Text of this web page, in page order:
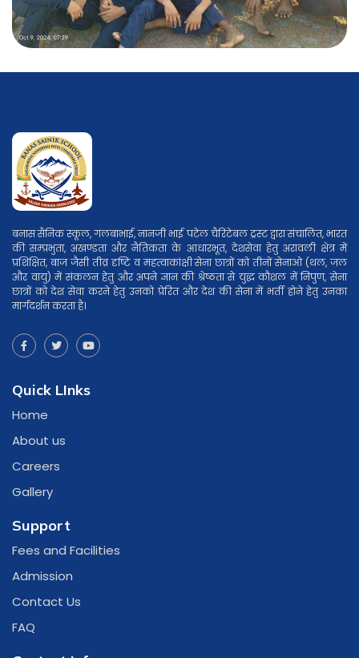
बनास सैनिक स्कूल, गलबाभाई, नानजी भाई पटेल चैरिटेबल ट्रस्ट द्वारा संचालित, भारत
की सम्प्रभुता, अखण्डता और नैतिकता के आधारभूत, देशसेवा हेतु अरावली क्षेत्र में
प्रशिक्षित, बाज जैसी तीव्र दृष्टि व महत्वाकांक्षी सेना छात्रों को तीनों सेनाओ (थल, जल
और वायु) में संकलन हेतु और अपने ज्ञान की श्रेष्ठता से युद्ध कौशल में निपुण, सेना
छात्रों को देश सेवा करने हेतु उनको प्रेरित और देश की सेना में भर्ती होने हेतु उनका
मार्गदर्शन करता है।
Quick LInks
Home
About us
Careers
Gallery
Support
Fees and Facilities
Admission
Contact Us
FAQ